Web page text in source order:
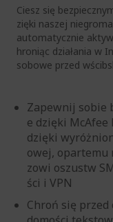
Ciesz się
zięki naszej
automatycznie
hroniąc działania w
sobowe przed
Zapewnij sobie
e dzięki McAfee
dzięki
owej, opartemu
zowi oszustw
ści i VPN
Chroń się